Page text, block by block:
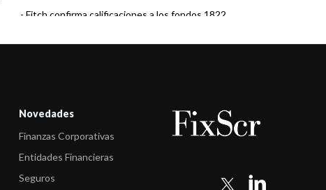
- Fitch confirma calificaciones a los fondos 1822
-Fitch confirma la calificación de los fondos 1822
-Fitch comenta calificaciones de los fondos 1822
-Fitch comenta calificaciones de los fondos 1822
Novedades
Finanzas Corporativas
Entidades Financieras
Seguros